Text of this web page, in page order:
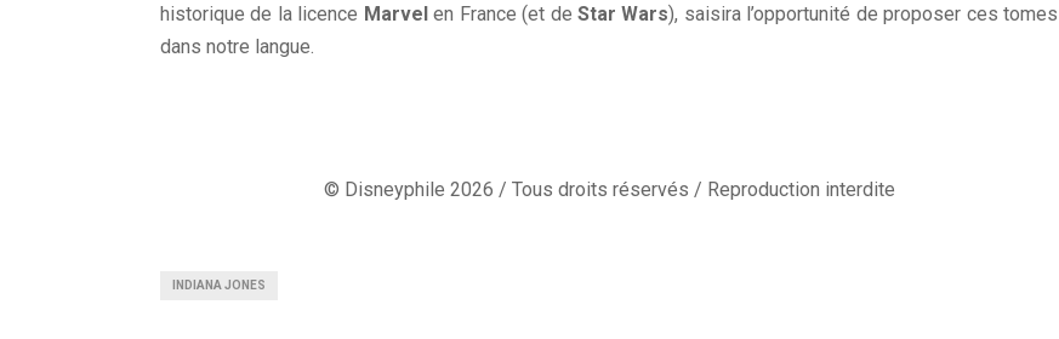
historique de la licence Marvelen France (et de Star Wars), saisira l’opportunité de proposer ces tomes
dans notre langue.
© Disneyphile 2026 / Tous droits réservés / Reproduction interdite
INDIANA JONES